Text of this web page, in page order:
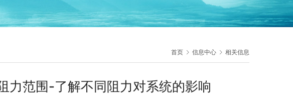
首页 信息中心 相关信息
力范围-了解不同阻力对系统的影响